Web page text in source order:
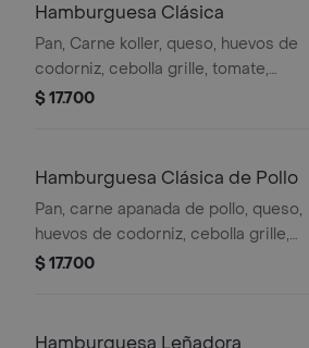
Hamburguesa Clásica
Pan, Carne koller, queso, huevos de
codorniz, cebolla grille, tomate,
lechuga y salsas.
$ 17.700
Hamburguesa Clásica de Pollo
Pan, carne apanada de pollo, queso,
huevos de codorniz, cebolla grille,
tomate, lechuga y salsas.
$ 17.700
Hamburguesa Leñadora